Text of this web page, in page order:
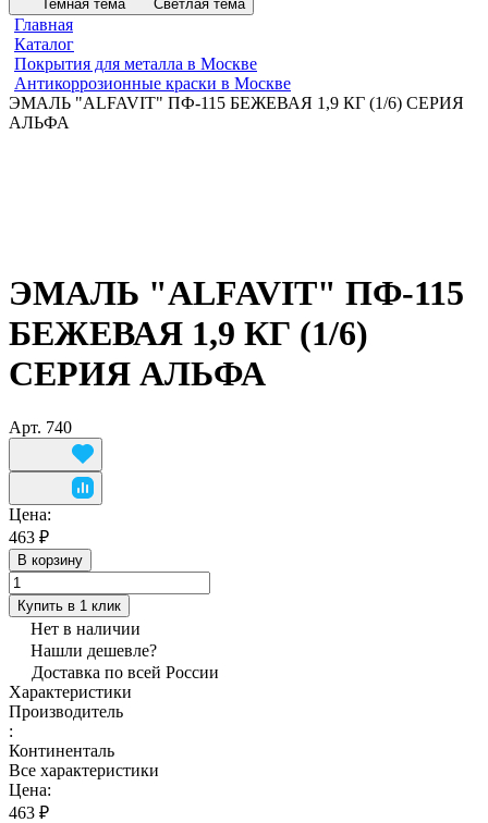
Темная тема Светлая тема
Главная
Каталог
Покрытия для металла в Москве
Антикоррозионные краски в Москве
ЭМАЛЬ "ALFAVIT" ПФ-115 БЕЖЕВАЯ 1,9 КГ (1/6) СЕРИЯ
АЛЬФА
ЭМАЛЬ "ALFAVIT" ПФ-115
БЕЖЕВАЯ 1,9 КГ (1/6)
СЕРИЯ АЛЬФА
Арт. 740
Цена:
463 ₽
В корзину
Купить в 1 клик
Нет в наличии
Нашли дешевле?
Доставка по всей России
Характеристики
Производитель
:
Континенталь
Все характеристики
Цена:
463 ₽